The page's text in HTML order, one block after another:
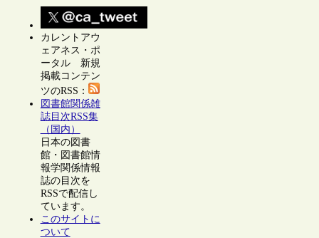
カレントアウ
ェアネス・ポ
ータル 新規
掲載コンテン
ツのRSS：
図書館関係雑
誌目次RSS集
（国内）
日本の図書
館・図書館情
報学関係情報
誌の目次を
RSSで配信し
ています。
このサイトに
ついて